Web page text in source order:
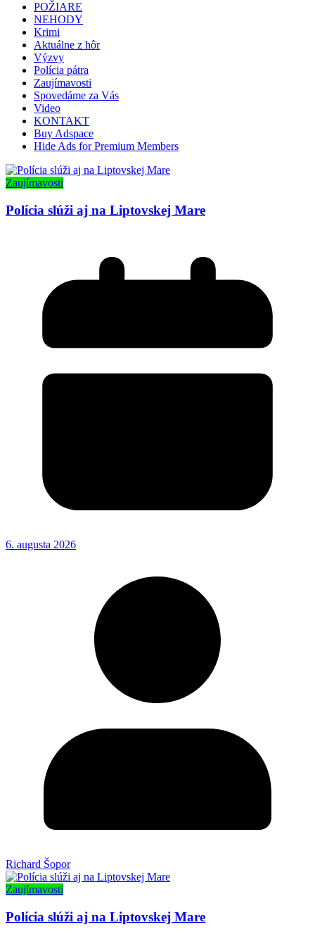
POŽIARE
NEHODY
Krimi
Aktuálne z hôr
Výzvy
Polícia pátra
Zaujímavosti
Spovedáme za Vás
Video
KONTAKT
Buy Adspace
Hide Ads for Premium Members
Zaujímavosti
Polícia slúži aj na Liptovskej Mare
6. augusta 2026
Richard Šopor
Zaujímavosti
Polícia slúži aj na Liptovskej Mare